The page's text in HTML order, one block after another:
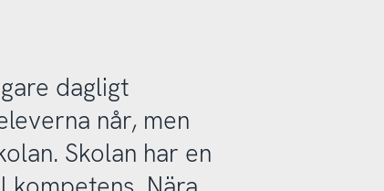
dagligt
når, men
Skolan har en